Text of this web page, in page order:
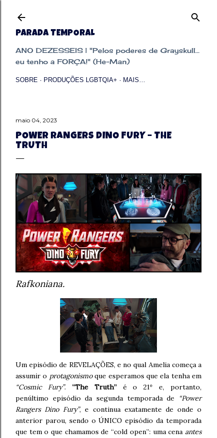
PARADA TEMPORAL
ANO DEZESSEIS | "Pelos poderes de Grayskull...
eu tenho a FORÇA!" (He-Man)
SOBRE PRODUÇÕES LGBTQIA+ MAIS…
maio 04, 2023
POWER RANGERS DINO FURY – THE
TRUTH
Rafkoniana.
Um episódio de REVELAÇÕES, e no qual Amelia começa a
assumir o protagonismoque esperamos que ela tenha em
“Cosmic Fury”. “The Truth”é o 21º e, portanto,
penúltimo episódio da segunda temporada de
“Power
Rangers Dino Fury”, e continua exatamente de onde o
anterior parou, sendo o ÚNICO episódio da temporada
que tem o que chamamos de “cold open”: uma cena antes